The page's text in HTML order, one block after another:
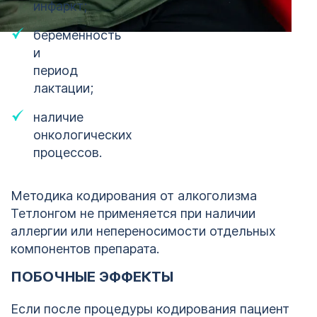
инфаркт;
беременность
и
период
лактации;
наличие
онкологических
процессов.
Методика кодирования от алкоголизма
Тетлонгом не применяется при наличии
аллергии или непереносимости отдельных
компонентов препарата.
ПОБОЧНЫЕ ЭФФЕКТЫ
Если после процедуры кодирования пациент